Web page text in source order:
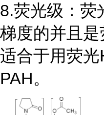
8.荧光级：荧
梯度的并且是
适合于用荧
PAH。